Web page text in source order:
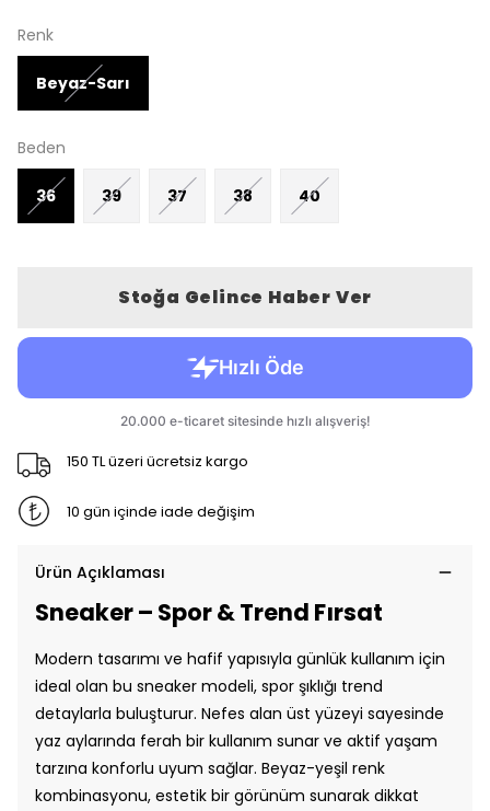
Renk
Beyaz-Sarı
Beden
36 39 37 38 40
Stoğa Gelince Haber Ver
150 TL üzeri ücretsiz kargo
10 gün içinde iade değişim
Ürün Açıklaması
Sneaker – Spor & Trend Fırsat
Modern tasarımı ve hafif yapısıyla günlük kullanım için
ideal olan bu sneaker modeli, spor şıklığı trend
detaylarla buluşturur. Nefes alan üst yüzeyi sayesinde
yaz aylarında ferah bir kullanım sunar ve aktif yaşam
tarzına konforlu uyum sağlar. Beyaz-yeşil renk
kombinasyonu, estetik bir görünüm sunarak dikkat